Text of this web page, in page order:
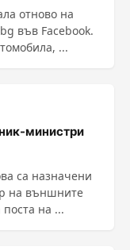
отново на
във Facebook.
...
министри
са назначени
на външните
на ...